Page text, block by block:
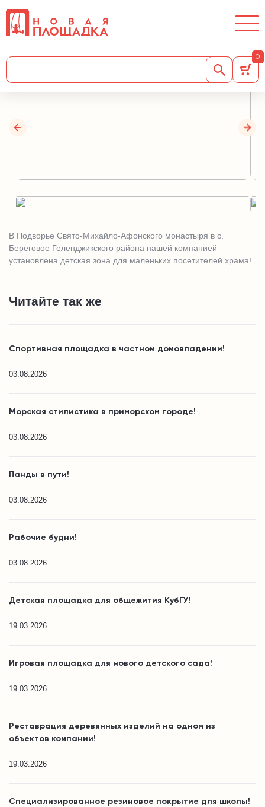
0
Детская площадка в Храме
Святителя Николая
27.10.2022
В Подворье Свято-Михайло-Афонского монастыря в с.
Береговое Геленджикского района нашей компанией
установлена детская зона для маленьких посетителей храма!
Читайте так же
Спортивная площадка в частном домовладении!
03.08.2026
Морская стилистика в приморском городе!
03.08.2026
Панды в пути!
03.08.2026
Рабочие будни!
03.08.2026
Детская площадка для общежития КубГУ!
19.03.2026
Игровая площадка для нового детского сада!
19.03.2026
Реставрация деревянных изделий на одном из
объектов компании!
19.03.2026
Специализированное резиновое покрытие для школы!